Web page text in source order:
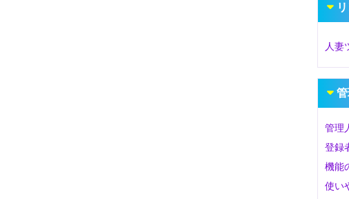
人妻
管理
登録
機能
使い